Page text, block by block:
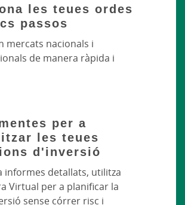
les teues ordes
passos
mercats nacionals i
de manera ràpida i
per a
les teues
d'inversió
informes detallats, utilitza
Virtual per a planificar la
sense córrer risc i